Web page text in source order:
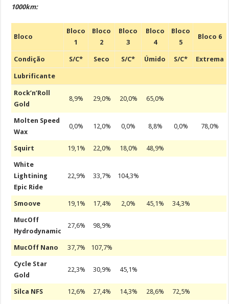
1000km:
Bloco
Bloco
1
Bloco
2
Bloco
3
Bloco
4
Bloco
5
Bloco 6
Condição S/C* Seco S/C* Úmido S/C* Extrema
Lubrificante
Rock’n’Roll
Gold
8,9% 29,0% 20,0% 65,0%
Molten Speed
Wax
0,0% 12,0% 0,0% 8,8% 0,0% 78,0%
Squirt 19,1% 22,0% 18,0% 48,9%
White
Lightining
Epic Ride
22,9% 33,7% 104,3%
Smoove 19,1% 17,4% 2,0% 45,1% 34,3%
MucOff
Hydrodynamic
27,6% 98,9%
MucOff Nano 37,7% 107,7%
Cycle Star
Gold
22,3% 30,9% 45,1%
Silca NFS 12,6% 27,4% 14,3% 28,6% 72,5%